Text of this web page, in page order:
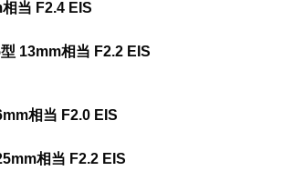
当 F2.4 EIS
13mm相当 F2.2 EIS
相当 F2.0 EIS
相当 F2.2 EIS